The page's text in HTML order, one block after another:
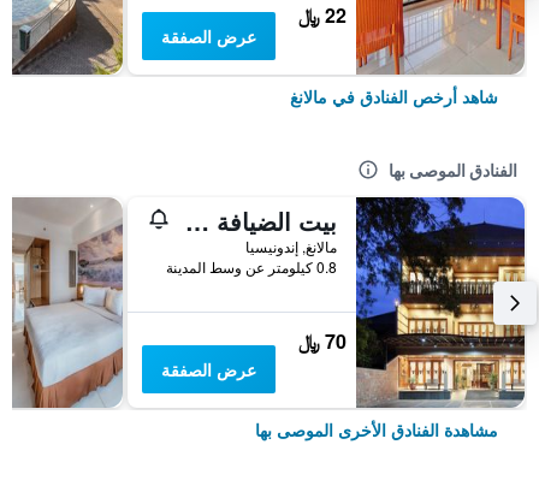
22 ﷼
عرض الصفقة
شاهد أرخص الفنادق في مالانغ
الفنادق الموصى بها
بيت الضيافة كيرتانيغارا بريميوم
مالانغ, إندونيسيا
0.8 كيلومتر عن وسط المدينة
70 ﷼
عرض الصفقة
مشاهدة الفنادق الأخرى الموصى بها